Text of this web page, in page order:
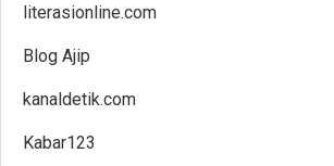
literasionline.com
Blog Ajip
kanaldetik.com
Kabar123